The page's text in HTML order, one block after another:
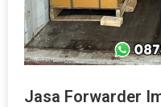
Jasa Forwarder